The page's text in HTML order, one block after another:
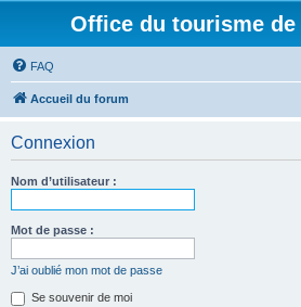
Office du tourisme de
FAQ
Accueil du forum
Connexion
Nom d’utilisateur :
Mot de passe :
J’ai oublié mon mot de passe
Se souvenir de moi